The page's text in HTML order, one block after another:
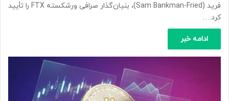
فرید (Sam Bankman-Fried)، بنیان‌گذار صرافی ورشکسته FTX را تأیید
کرد.…
ادامه خبر